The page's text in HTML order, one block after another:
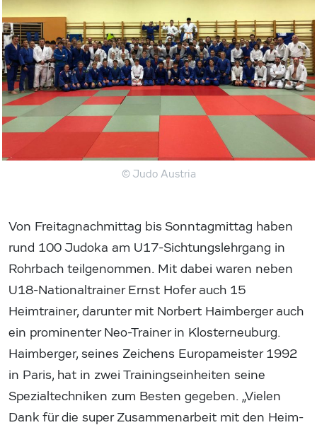
© Judo Austria
Von Freitagnachmittag bis Sonntagmittag haben
rund 100 Judoka am U17-Sichtungslehrgang in
Rohrbach teilgenommen. Mit dabei waren neben
U18-Nationaltrainer Ernst Hofer auch 15
Heimtrainer, darunter mit Norbert Haimberger auch
ein prominenter Neo-Trainer in Klosterneuburg.
Haimberger, seines Zeichens Europameister 1992
in Paris, hat in zwei Trainingseinheiten seine
Spezialtechniken zum Besten gegeben. „Vielen
Dank für die super Zusammenarbeit mit den Heim-